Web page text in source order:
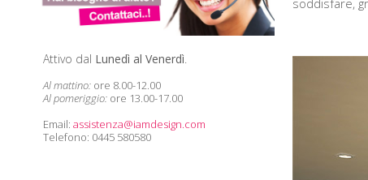
Attivo dal Lunedì al Venerdì
Al mattino: ore 8.00-12.00
Al pomeriggio: ore 13.00-17.00
Email: assistenza@iamdesign.com
Telefono: 0445 580580